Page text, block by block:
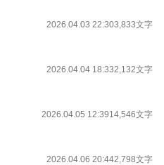
2026.04.03 22:303,833文字
2026.04.04 18:332,132文字
2026.04.05 12:3914,546文字
2026.04.06 20:442,798文字